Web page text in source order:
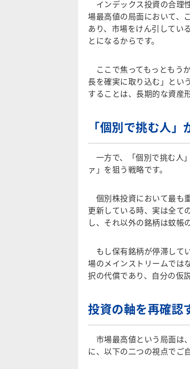
インデックス投資の合理
場最高値の局面において、
あり、市場をけん引してい
とになるからです。
ここで焦ってもっともう
長を確実に取り込む」とい
することは、長期的な資産
「個別で挑む人
一方で、「個別で挑む人
ァ」を狙う戦略です。
個別株投資において最も
更新している時、実は全て
し、それ以外の銘柄は蚊帳
もし保有銘柄が停滞して
場のメインストリームでは
択の代償であり、自分の仮
投資の軸を再確認
市場最高値という局面は
に、以下の二つの視点でご